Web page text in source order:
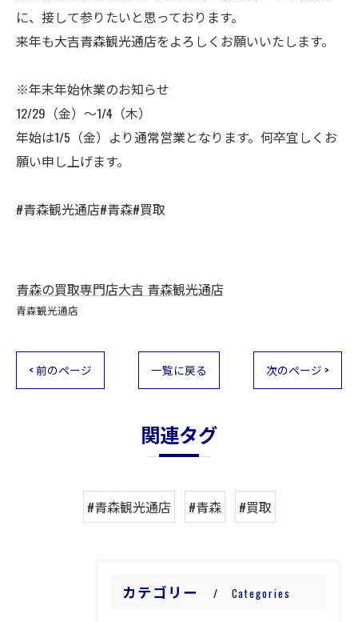
に、接して参りたいと思っております。
来年も大吉青森観光通店をよろしくお願いいたします。
※年末年始休業のお知らせ
12/29（金）～1/4（木）
年始は1/5（金）より通常営業となります。何卒宜しくお
願い申し上げます。
#青森観光通店#青森#買取
青森の買取専門店大吉 青森観光通店
青森観光通店
< 前のページ 一覧に戻る 次のページ >
関連タグ
#青森観光通店 #青森 #買取
カテゴリー Categories